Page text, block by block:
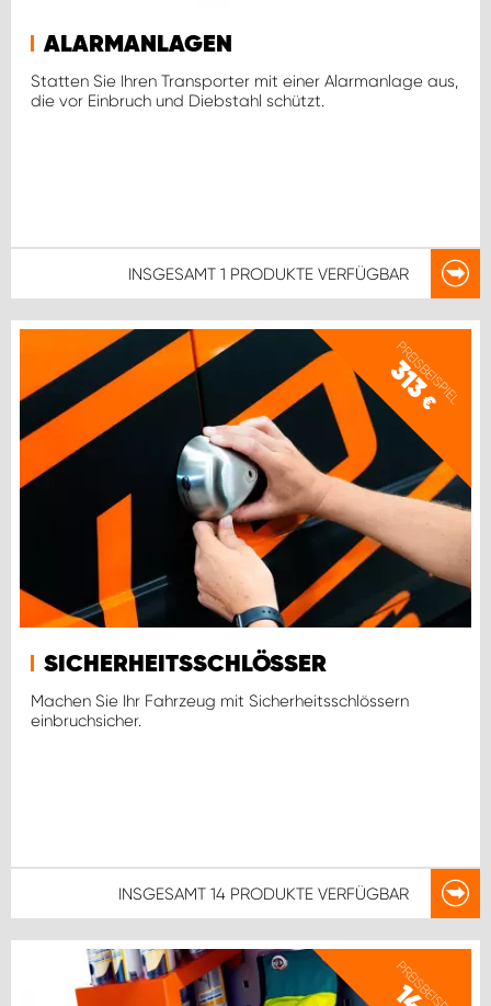
ALARMANLAGEN
Statten Sie Ihren Transporter mit einer Alarmanlage aus,
die vor Einbruch und Diebstahl schützt.
INSGESAMT 1 PRODUKTE VERFÜGBAR
PREISBEISPIEL
313
€
SICHERHEITSSCHLÖSSER
Machen Sie Ihr Fahrzeug mit Sicherheitsschlössern
einbruchsicher.
INSGESAMT 14 PRODUKTE VERFÜGBAR